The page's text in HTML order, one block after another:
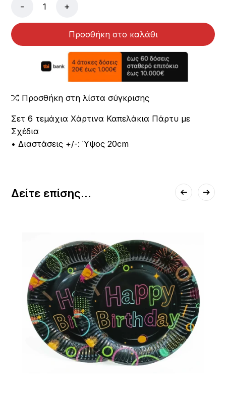
- +
Προσθήκη στο καλάθι
Προσθήκη στη λίστα σύγκρισης
Σετ 6 τεμάχια Χάρτινα Καπελάκια Πάρτυ με
Σχέδια
• Διαστάσεις +/-: Ύψος 20cm
Δείτε επίσης...